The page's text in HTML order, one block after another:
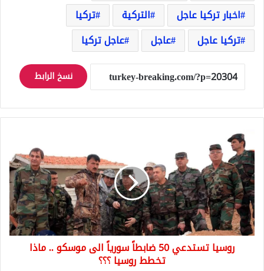
اخبار تركيا عاجل
التركية
تركيا
تركيا عاجل
عاجل عاجل تركيا
نسخ الرابط
روسيا
تستدعي
50
ضابطاً
سورياً
الى
موسكو
..
ماذا
تخطط
روسيا تستدعي 50 ضابطاً سورياً الى موسكو .. ماذا
تخطط روسيا ؟؟؟